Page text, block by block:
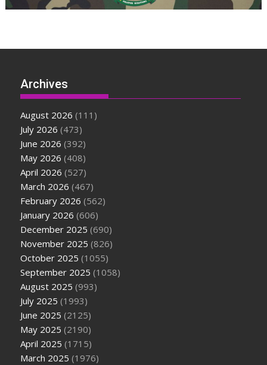
Archives
August 2026 (111)
July 2026 (473)
June 2026 (392)
May 2026 (408)
April 2026 (527)
March 2026 (467)
February 2026 (562)
January 2026 (606)
December 2025 (690)
November 2025 (826)
October 2025 (1055)
September 2025 (1058)
August 2025 (993)
July 2025 (1993)
June 2025 (2125)
May 2025 (2190)
April 2025 (1715)
March 2025 (1976)